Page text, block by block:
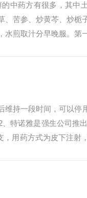
中药方有很多，其中
苦参、炒黄芩、炒栀
煎取汁分早晚服。第
持一段时间，可以停
特诺雅是强生公司推
用药方式为皮下注射